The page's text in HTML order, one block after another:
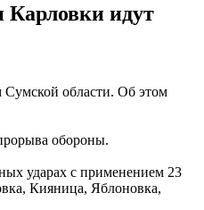
Карловки идут
области. Об этом
обороны.
ударах с применением 23
Кияница, Яблоновка,